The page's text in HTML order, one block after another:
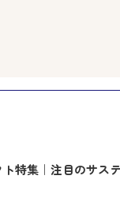
特集｜注目のサス